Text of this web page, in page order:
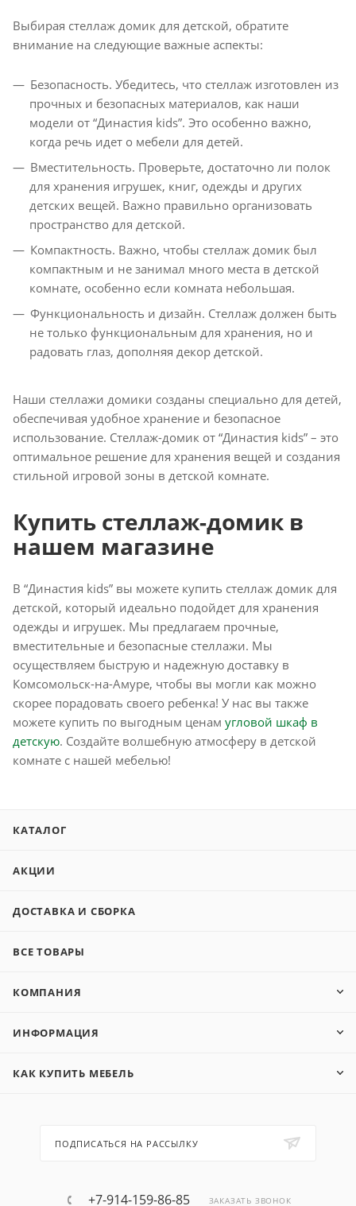
Выбирая стеллаж домик для детской, обратите
внимание на следующие важные аспекты:
Безопасность. Убедитесь, что стеллаж изготовлен из
прочных и безопасных материалов, как наши
модели от “Династия kids”. Это особенно важно,
когда речь идет о мебели для детей.
Вместительность. Проверьте, достаточно ли полок
для хранения игрушек, книг, одежды и других
детских вещей. Важно правильно организовать
пространство для детской.
Компактность. Важно, чтобы стеллаж домик был
компактным и не занимал много места в детской
комнате, особенно если комната небольшая.
Функциональность и дизайн. Стеллаж должен быть
не только функциональным для хранения, но и
радовать глаз, дополняя декор детской.
Наши стеллажи домики созданы специально для детей,
обеспечивая удобное хранение и безопасное
использование. Стеллаж-домик от “Династия kids” – это
оптимальное решение для хранения вещей и создания
стильной игровой зоны в детской комнате.
Купить стеллаж-домик в
нашем магазине
В “Династия kids” вы можете купить стеллаж домик для
детской, который идеально подойдет для хранения
одежды и игрушек. Мы предлагаем прочные,
вместительные и безопасные стеллажи. Мы
осуществляем быструю и надежную доставку в
Комсомольск-на-Амуре, чтобы вы могли как можно
скорее порадовать своего ребенка! У нас вы также
можете купить по выгодным ценам угловой шкаф в
детскую. Создайте волшебную атмосферу в детской
комнате с нашей мебелью!
КАТАЛОГ
АКЦИИ
ДОСТАВКА И СБОРКА
ВСЕ ТОВАРЫ
КОМПАНИЯ
ИНФОРМАЦИЯ
КАК КУПИТЬ МЕБЕЛЬ
ПОДПИСАТЬСЯ НА РАССЫЛКУ
+7-914-159-86-85 ЗАКАЗАТЬ ЗВОНОК